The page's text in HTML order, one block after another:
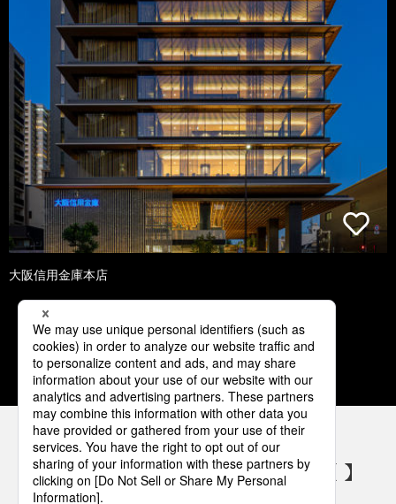
大阪信用金庫本店
1 2 3 4 5
パナソニックの電気設備 SNSアカウント